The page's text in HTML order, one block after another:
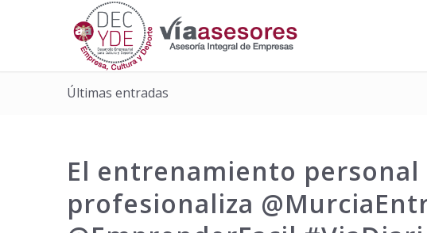
Últimas entradas
El entrenamiento
profesionaliza